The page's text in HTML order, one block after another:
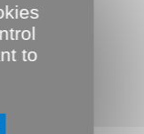
du 2
to